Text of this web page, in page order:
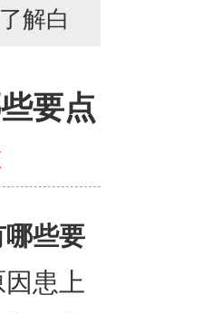
解白
要点
些要
患上